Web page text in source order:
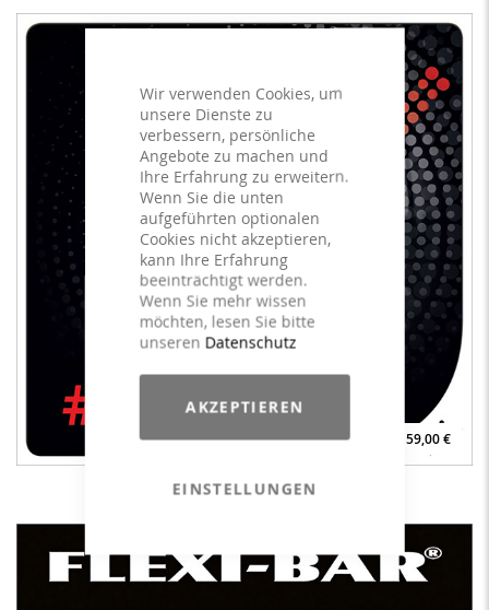
Wir verwenden Cookies, um
unsere Dienste zu
verbessern, persönliche
Angebote zu machen und
Ihre Erfahrung zu erweitern.
Wenn Sie die unten
aufgeführten optionalen
Cookies nicht akzeptieren,
kann Ihre Erfahrung
beeinträchtigt werden.
Wenn Sie mehr wissen
möchten, lesen Sie bitte
unseren Datenschutz
AKZEPTIEREN
EINSTELLUNGEN
59,00 €
goDEEP #5 - LICENSE